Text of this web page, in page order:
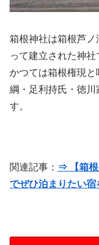
箱根神社は箱根芦ノ
って建立された神社
かつては箱根権現
綱・足利持氏・徳川
す。
関連記事： ⇒ 【箱根
でぜひ泊まりたい宿